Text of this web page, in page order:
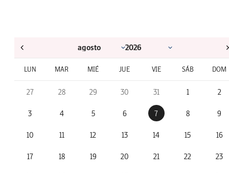
LUN MAR MIÉ JUE VIE SÁB DOM
27 28 29 30 31 1 2
3 4 5 6 7 8 9
10 11 12 13 14 15 16
17 18 19 20 21 22 23